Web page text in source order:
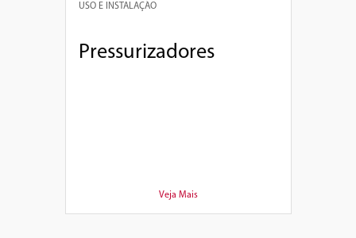
USO E INSTALAÇÃO
Pressurizadores
Veja Mais